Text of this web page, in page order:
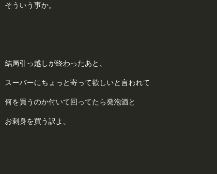
そういう事か。
結局引っ越しが終わったあと、
スーパーにちょっと寄って欲しいと言われて
何を買うのか付いて回ってたら発泡酒と
お刺身を買う訳よ。